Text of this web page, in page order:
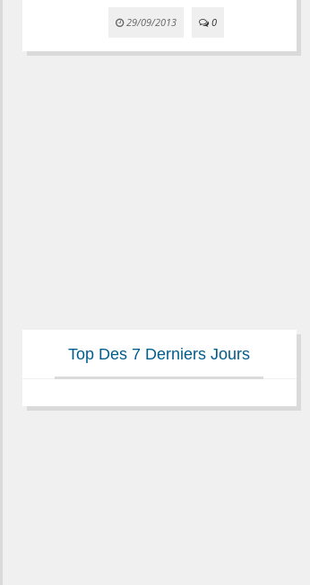
29/09/2013 0
Top Des 7 Derniers Jours